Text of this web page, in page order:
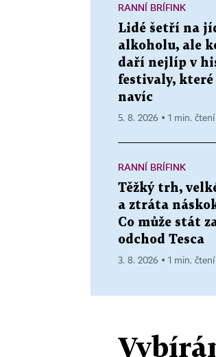
RANNÍ BRÍFINK
Lidé šetří na
alkoholu, ale
daří nejlíp v
festivaly,
navíc
5. 8. 2026 ▪ 1 min. čtení
RANNÍ BRÍFINK
Těžký trh,
a ztráta
Co může stát
odchod Tesca
3. 8. 2026 ▪ 1 min. čtení